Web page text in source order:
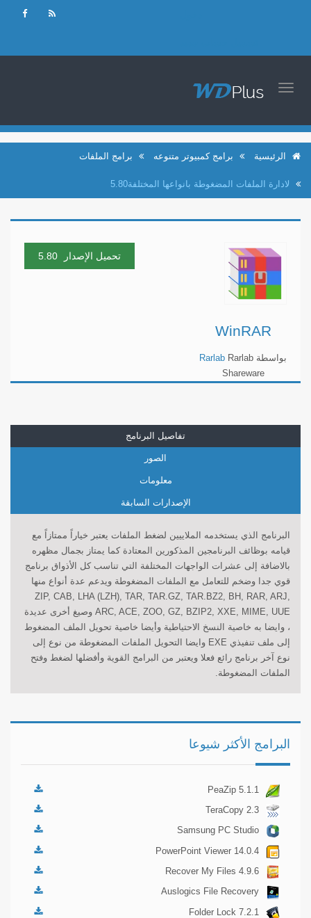
TOGGLE
الرئيسية برامج كمبيوتر متنوعه برامج الملفات
لادارة الملفات المضغوطة بانواعها المختلفة5.80
WinRAR
بواسطة Rarlab Rarlab
Shareware
تحميل الإصدار 5.80
تفاصيل البرنامج
الصور
معلومات
الإصدارات السابقة
البرنامج الذي يستخدمه الملاييين لضغط الملفات يعتبر خياراً ممتازاً مع
قيامه بوظائف البرنامجين المذكورين المعتادة كما يمتاز بجمال مظهره
بالاضافة إلى عشرات الواجهات المختلفة التي تناسب كل الأذواق برنامج
قوي جدا وضخم للتعامل مع الملفات المضغوطة ويدعم عدة أنواع منها
ZIP, CAB, LHA (LZH), TAR, TAR.GZ, TAR.BZ2, BH, RAR, ARJ,
ARC, ACE, ZOO, GZ, BZIP2, XXE, MIME, UUE وصيغ أخرى عديدة
، وايضا به خاصية النسخ الاحتياطية وأيضا خاصية تحويل الملف المضغوط
إلى ملف تنفيذي EXE وايضا التحويل الملفات المضغوطة من نوع إلى
نوع آخر برنامج رائع فعلا ويعتبر من البرامج القوية وأفضلها لضغط وفتح
الملفات المضغوطة.
البرامج الأكثر شيوعا
PeaZip 5.1.1
TeraCopy 2.3
Samsung PC Studio
7.2.24.9
PowerPoint Viewer 14.0.4
Recover My Files 4.9.6
Auslogics File Recovery
3.4
Folder Lock 7.2.1